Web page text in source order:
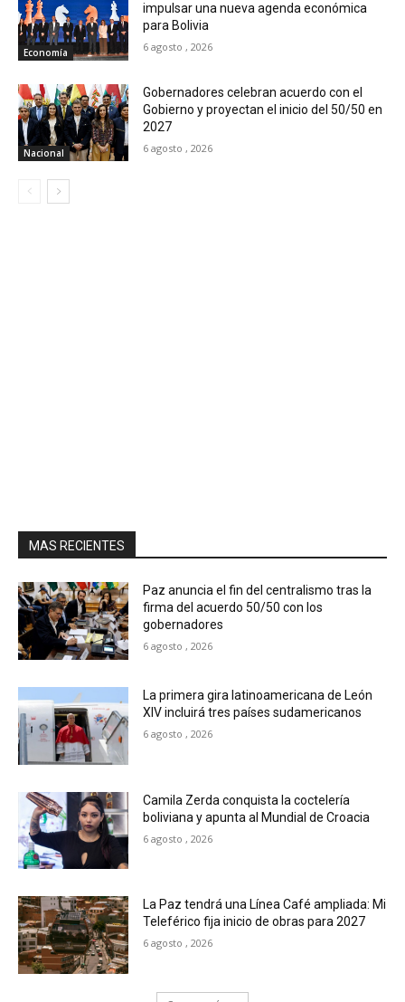
Economía
impulsar una nueva agenda económica
para Bolivia
6 agosto , 2026
Nacional
Gobernadores celebran acuerdo con el
Gobierno y proyectan el inicio del 50/50 en
2027
6 agosto , 2026
MAS RECIENTES
Paz anuncia el fin del centralismo tras la
firma del acuerdo 50/50 con los
gobernadores
6 agosto , 2026
La primera gira latinoamericana de León
XIV incluirá tres países sudamericanos
6 agosto , 2026
Camila Zerda conquista la coctelería
boliviana y apunta al Mundial de Croacia
6 agosto , 2026
La Paz tendrá una Línea Café ampliada: Mi
Teleférico fija inicio de obras para 2027
6 agosto , 2026